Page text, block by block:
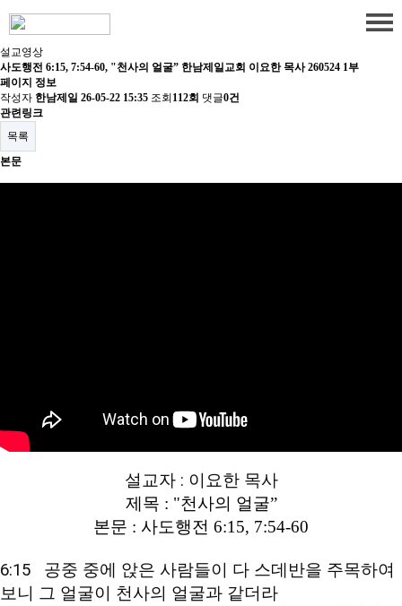
설교영상
사도행전 6:15, 7:54-60, "천사의 얼굴” 한남제일교회 이요한 목사 260524 1부
페이지 정보
작성자 한남제일 26-05-22 15:35 조회 112회 댓글0건
관련링크
목록
본문
설교자 : 이요한 목사
제목 : "천사의 얼굴”
본문 : 사도행전 6:15, 7:54-60
6:15
   공중 중에 앉은 사람들이 다 스데반을 주목하여